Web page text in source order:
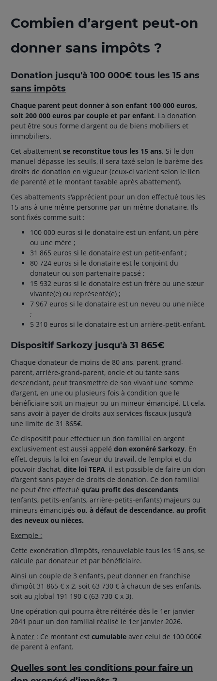
Combien d’argent peut-on
donner sans impôts ?
Donation jusqu'à 100 000€ tous les 15 ans
sans impôts
Chaque parent peut donner à son enfant 100 000 euros,
soit 200 000 euros par couple et par enfant. La donation
peut être sous forme d'argent ou de biens mobiliers et
immobiliers.
Cet abattementse reconstitue tous les 15 ans. Si le don
manuel dépasse les seuils, il sera taxé selon le barème des
droits de donation en vigueur (ceux-ci varient selon le lien
de parenté et le montant taxable après abattement).
Ces abattements s'apprécient pour un don effectué tous les
15 ans à une même personne par un même donataire. Ils
sont fixés comme suit :
100 000 euros si le donataire est un enfant, un père
ou une mère ;
31 865 euros si le donataire est un petit-enfant ;
80 724 euros si le donataire est le conjoint du
donateur ou son partenaire pacsé ;
15 932 euros si le donataire est un frère ou une sœur
vivante(e) ou représenté(e) ;
7 967 euros si le donataire est un neveu ou une nièce
;
5 310 euros si le donataire est un arrière-petit-enfant.
Dispositif Sarkozy jusqu'à 31 865€
Chaque donateur de moins de 80 ans, parent, grand-
parent, arrière-grand-parent, oncle et ou tante sans
descendant, peut transmettre de son vivant une somme
d’argent, en une ou plusieurs fois à condition que le
bénéficiaire soit un majeur ou un mineur émancipé. Et cela,
sans avoir à payer de droits aux services fiscaux jusqu'à
une limite de 31 865€.
Ce dispositif pour effectuer un don familial en argent
exclusivement est aussi appelédon exonéré Sarkozy. En
effet, depuis la loi en faveur du travail, de l’emploi et du
pouvoir d’achat,dite loi TEPA, il est possible de faire un don
d’argent sans payer de droits de donation. Ce don familial
ne peut être effectuéqu’au profit des descendants
(enfants, petits-enfants, arrière-petits-enfants) majeurs ou
mineurs émancipésou, à défaut de descendance, au profit
des neveux ou nièces.
Exemple :
Cette exonération d’impôts, renouvelable tous les 15 ans, se
calcule par donateur et par bénéficiaire.
Ainsi un couple de 3 enfants, peut donner en franchise
d’impôt 31 865 € x 2, soit 63 730 € à chacun de ses enfants,
soit au global 191 190 € (63 730 € x 3).
Une opération qui pourra être réitérée dès le 1er janvier
2041 pour un don familial réalisé le 1er janvier 2026.
À noter : Ce montant estcumulableavec celui de 100 000€
de parent à enfant.
Quelles sont les conditions pour faire un